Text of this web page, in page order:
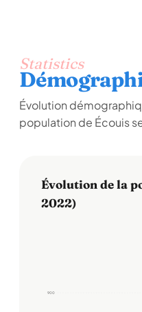
Statistics
Évolution
population de Écouis
Évolution de la
2022)
900